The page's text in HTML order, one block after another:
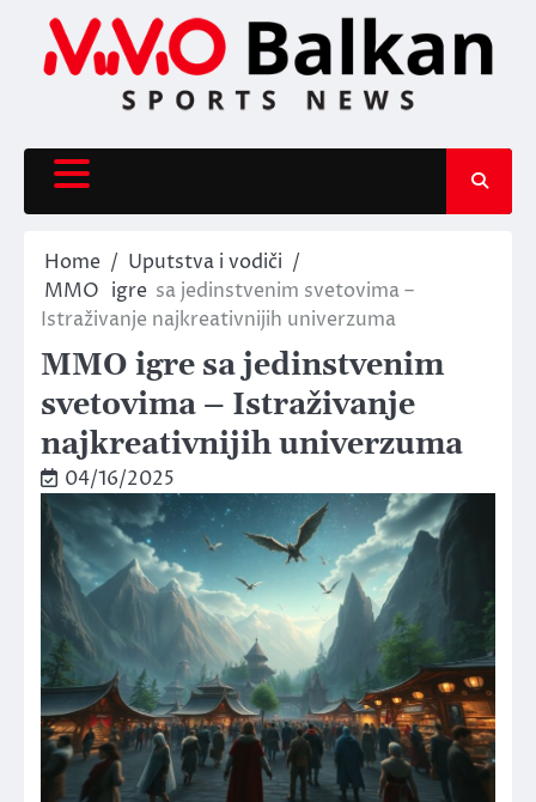
content
Home
Uputstva i vodiči
MMO igre sa jedinstvenim svetovima –
Istraživanje najkreativnijih univerzuma
MMO igre sa jedinstvenim
svetovima – Istraživanje
najkreativnijih univerzuma
04/16/2025